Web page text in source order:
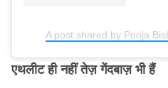
A post shared by Pooja
एथलीट ही नहीं तेज़ गेंदबाज़ भी हैं